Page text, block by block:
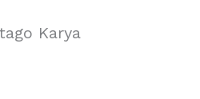
Karya